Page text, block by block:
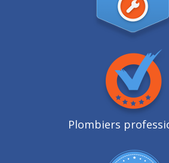
Plombiers